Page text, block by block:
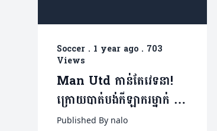
Soccer . 1 year ago . 703
Views
Man Utd កាន់តែវេទនា!
ក្រោយបាត់បង់កីឡាករម្នាក់ ក្នុង
ជំនួបចាញ់ West Ham.
Published By nalo